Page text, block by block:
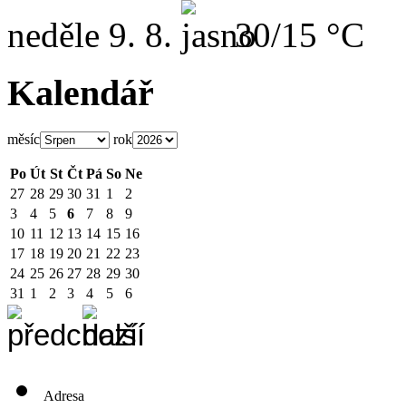
neděle 9. 8. 30/15 °C
Kalendář
měsíc rok
Po Út St Čt Pá So Ne
27 28 29 30 31 1
2
3
4 5 6 7 8
9
10 11 12 13 14 15 16
17 18 19 20 21 22 23
24 25 26 27 28 29 30
31 1 2 3 4 5 6
Adresa